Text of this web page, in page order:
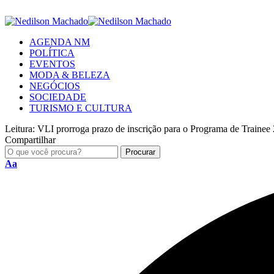
AGENDA NM
POLÍTICA
EVENTOS
MODA & BELEZA
NEGÓCIOS
SOCIEDADE
TURISMO E CULTURA
Leitura: VLI prorroga prazo de inscrição para o Programa de Trainee
Compartilhar
Aa